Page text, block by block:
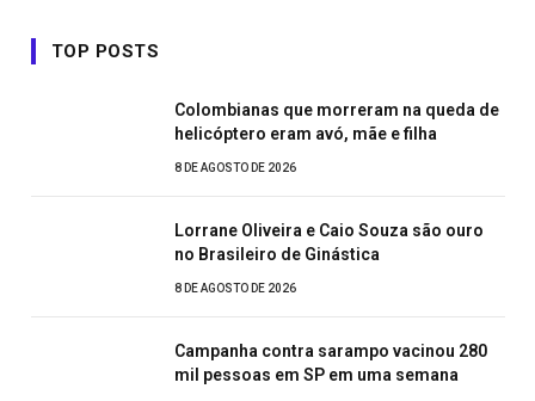
TOP POSTS
Colombianas que morreram na queda de
helicóptero eram avó, mãe e filha
8 DE AGOSTO DE 2026
Lorrane Oliveira e Caio Souza são ouro
no Brasileiro de Ginástica
8 DE AGOSTO DE 2026
Campanha contra sarampo vacinou 280
mil pessoas em SP em uma semana